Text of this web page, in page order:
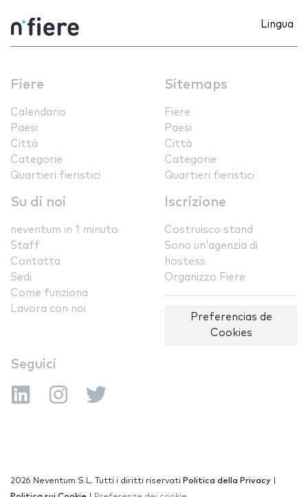
Lingua
Fiere
Calendario
Paesi
Città
Categorie
Quartieri fieristici
Sitemaps
Fiere
Paesi
Città
Categorie
Quartieri fieristici
Su di noi
neventum in 1 minuto
Staff
Contatta
Sedi
Come funziona
Lavora con noi
Iscrizione
Costruisco stand
Sono un'agenzia di
hostess
Organizzo Fiere
Preferencias de
Cookies
Seguici
2026 Neventum S.L. Tutti i diritti riservati Politica della Privacy